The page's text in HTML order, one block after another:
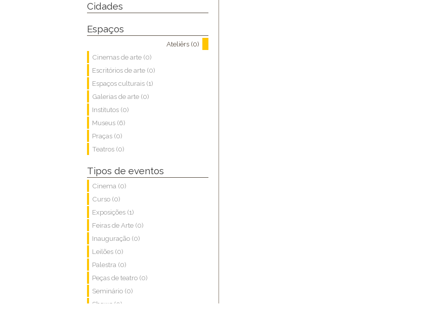
Cidades
Espaços
Ateliêrs (0)
Cinemas de arte (0)
Escritórios de arte (0)
Espaços culturais (1)
Galerias de arte (0)
Institutos (0)
Museus (6)
Praças (0)
Teatros (0)
Tipos de eventos
Cinema (0)
Curso (0)
Exposições (1)
Feiras de Arte (0)
Inauguração (0)
Leilões (0)
Palestra (0)
Peças de teatro (0)
Seminário (0)
Shows (0)